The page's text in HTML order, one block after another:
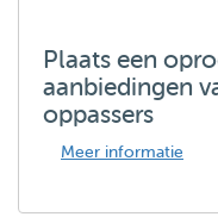
Plaats een
aanbiedingen
oppassers
Meer informatie